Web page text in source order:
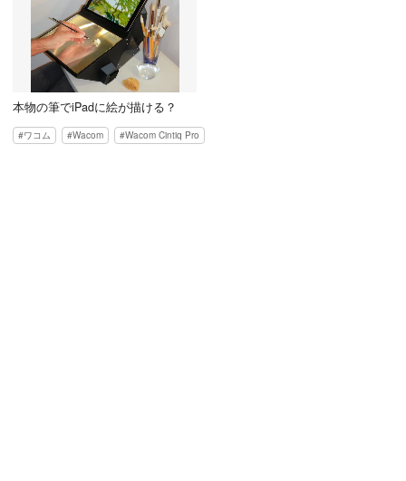
本物の筆でiPadに絵が描ける？
ワコム Wacom Wacom Cintiq Pro